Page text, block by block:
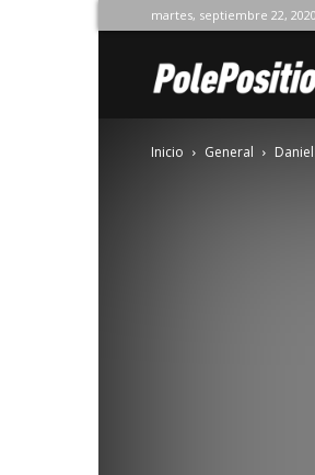
martes, septiembre 22, 2020
Inicio General